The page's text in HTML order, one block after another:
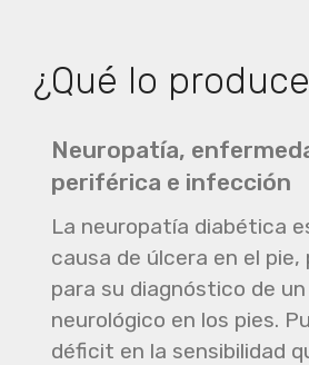
¿Qué lo
Neuropatía,
periférica e infección
La neuropatía diabética
causa de úlcera en el pie,
para su diagnóstico de
neurológico en los pies.
déficit en la sensibilidad